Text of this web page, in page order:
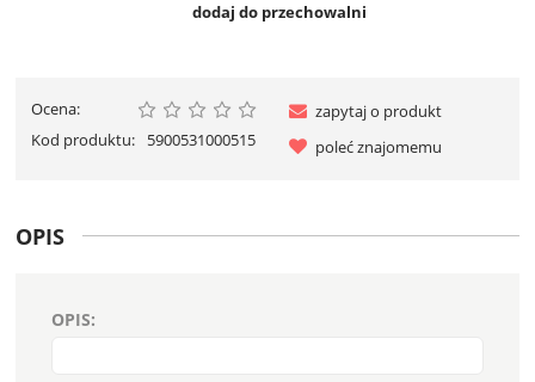
dodaj do przechowalni
Ocena:
Kod produktu:
5900531000515
zapytaj o produkt
poleć znajomemu
OPIS
OPIS: